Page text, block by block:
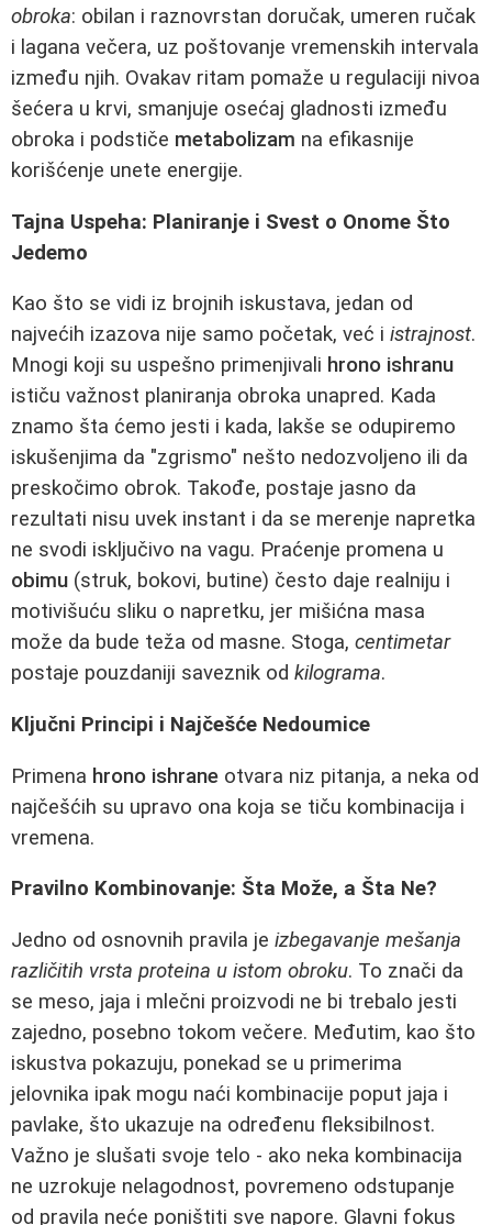
obroka: obilan i raznovrstan doručak, umeren ručak
i lagana večera, uz poštovanje vremenskih intervala
između njih. Ovakav ritam pomaže u regulaciji nivoa
šećera u krvi, smanjuje osećaj gladnosti između
obroka i podstiče metabolizam na efikasnije
korišćenje unete energije.
Tajna Uspeha: Planiranje i Svest o Onome Što
Jedemo
Kao što se vidi iz brojnih iskustava, jedan od
najvećih izazova nije samo početak, već i istrajnost.
Mnogi koji su uspešno primenjivali hrono ishranu
ističu važnost planiranja obroka unapred. Kada
znamo šta ćemo jesti i kada, lakše se odupiremo
iskušenjima da "zgrismo" nešto nedozvoljeno ili da
preskočimo obrok. Takođe, postaje jasno da
rezultati nisu uvek instant i da se merenje napretka
ne svodi isključivo na vagu. Praćenje promena u
obimu (struk, bokovi, butine) često daje realniju i
motivišuću sliku o napretku, jer mišićna masa
može da bude teža od masne. Stoga, centimetar
postaje pouzdaniji saveznik od kilograma.
Ključni Principi i Najčešće Nedoumice
Primena hrono ishrane otvara niz pitanja, a neka od
najčešćih su upravo ona koja se tiču kombinacija i
vremena.
Pravilno Kombinovanje: Šta Može, a Šta Ne?
Jedno od osnovnih pravila je izbegavanje mešanja
različitih vrsta proteina u istom obroku. To znači da
se meso, jaja i mlečni proizvodi ne bi trebalo jesti
zajedno, posebno tokom večere. Međutim, kao što
iskustva pokazuju, ponekad se u primerima
jelovnika ipak mogu naći kombinacije poput jaja i
pavlake, što ukazuje na određenu fleksibilnost.
Važno je slušati svoje telo - ako neka kombinacija
ne uzrokuje nelagodnost, povremeno odstupanje
od pravila neće poništiti sve napore. Glavni fokus